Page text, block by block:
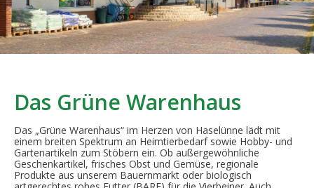
Das Grüne Warenhaus
Das „Grüne Warenhaus“ im Herzen von Haselünne lädt mit
einem breiten Spektrum an Heimtierbedarf sowie Hobby- und
Gartenartikeln zum Stöbern ein. Ob außergewöhnliche
Geschenkartikel, frisches Obst und Gemüse, regionale
Produkte aus unserem Bauernmarkt oder biologisch